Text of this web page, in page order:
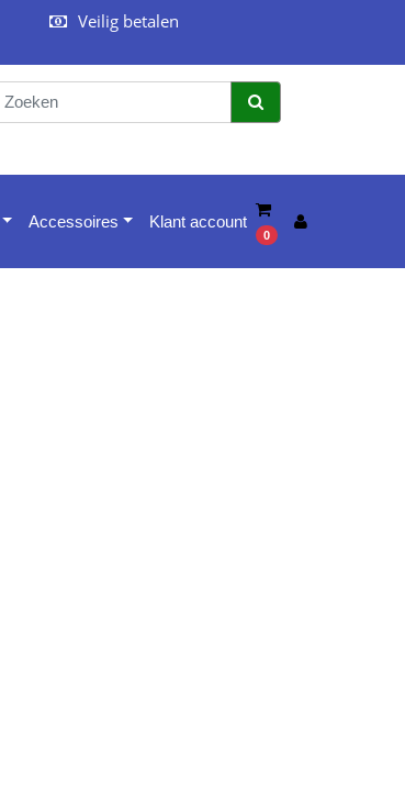
Veilig betalen
Accessoires Klant account
0